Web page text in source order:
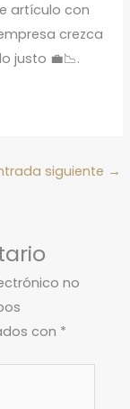
artículo con
crezca
justo 💼📉.
siguiente →
no
con *